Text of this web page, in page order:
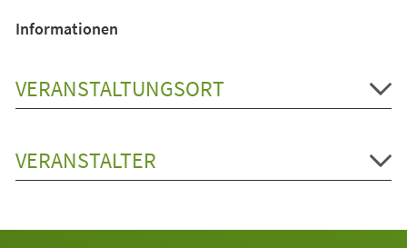
Informationen
VERANSTALTUNGSORT
VERANSTALTER